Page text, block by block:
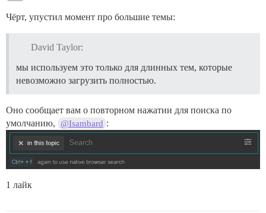
Чёрт, упустил момент про большие темы:
David Taylor:
мы используем это только для длинных тем, которые
невозможно загрузить полностью.
Оно сообщает вам о повторном нажатии для поиска по
умолчанию,
@Isambard :
1 лайк